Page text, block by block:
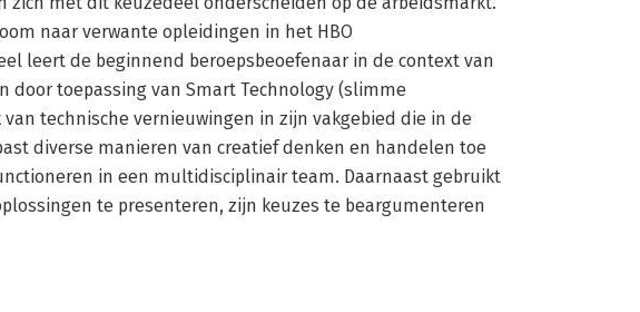
naar verwante opleidingen in het HBO
leert de beginnend beroepsbeoefenaar in de context van
door toepassing van Smart Technology (slimme
technische vernieuwingen in zijn vakgebied die in de
diverse manieren van creatief denken en handelen toe
in een multidisciplinair team. Daarnaast gebruikt
te presenteren, zijn keuzes te beargumenteren